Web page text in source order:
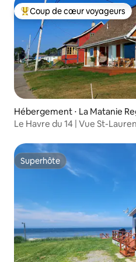
Coups de cœur voyageurs les
Coup de cœur voyageurs
Hébergement ⋅ La Matanie
cipality
Le Havre du 14 | Vue St-
Superhôte
Superhôte